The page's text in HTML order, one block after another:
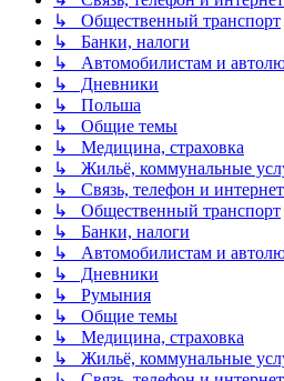
↳ Общественный транспорт
↳ Банки, налоги
↳ Автомобилистам и
↳ Дневники
↳ Польша
↳ Общие темы
↳ Медицина, страховка
↳ Жильё, коммунальные
↳ Связь, телефон и интернет
↳ Общественный транспорт
↳ Банки, налоги
↳ Автомобилистам и
↳ Дневники
↳ Румыния
↳ Общие темы
↳ Медицина, страховка
↳ Жильё, коммунальные